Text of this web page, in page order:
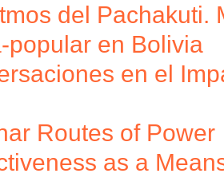
del Pachakuti.
popular en Bolivia
en el
Routes of Power
as a